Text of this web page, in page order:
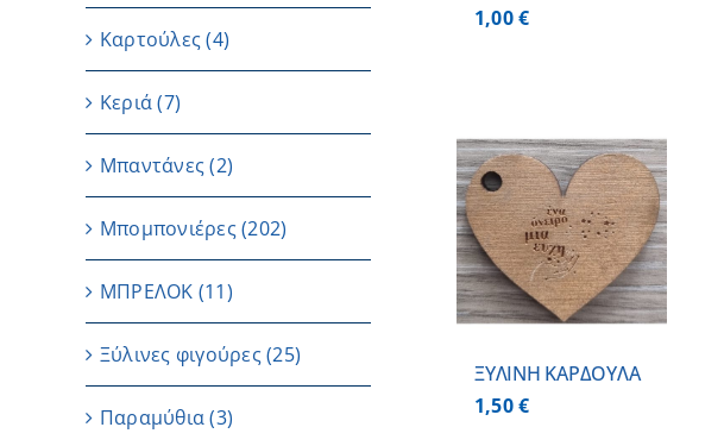
1,00€
ΛΕΠΤΟΜΕΡΕΙΕΣ
ΞΥΛΙΝΗ ΚΑΡΔΟΥΛΑ
1,50€
ΠΡΟΣΘΗΚΗ ΣΤΟ
ΚΑΛΑΘΙ
/
ΛΕΠΤΟΜΕΡΕΙΕΣ
Καρτούλες (4)
Κεριά (7)
Μπαντάνες (2)
Μπομπονιέρες(202)
ΜΠΡΕΛΟΚ (11)
Ξύλινες φιγούρες(25)
Παραμύθια (3)